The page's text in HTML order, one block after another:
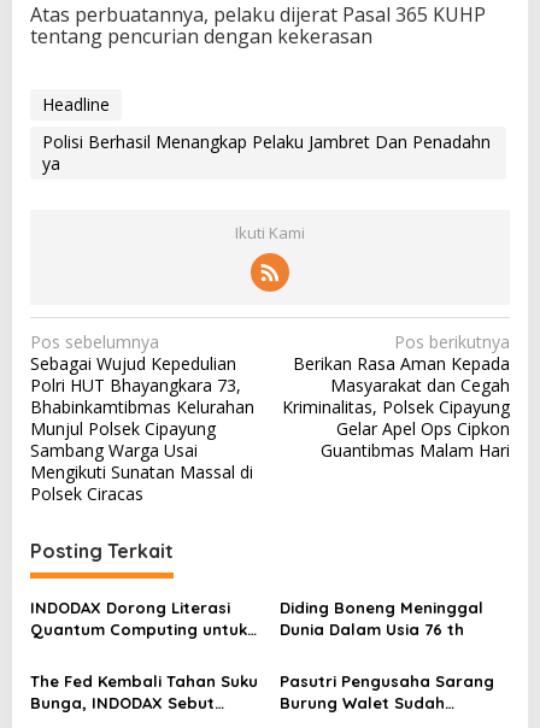
Atas perbuatannya, pelaku dijerat Pasal 365 KUHP
tentang pencurian dengan kekerasan
Headline
Polisi Berhasil Menangkap Pelaku Jambret Dan Penadahn
ya
Ikuti Kami
N
a
v
i
g
a
s
i
p
o
s
Pos sebelumnya
Sebagai Wujud Kepedulian
Polri HUT Bhayangkara 73,
Bhabinkamtibmas Kelurahan
Munjul Polsek Cipayung
Sambang Warga Usai
Mengikuti Sunatan Massal di
Polsek Ciracas
Pos berikutnya
Berikan Rasa Aman Kepada
Masyarakat dan Cegah
Kriminalitas, Polsek Cipayung
Gelar Apel Ops Cipkon
Guantibmas Malam Hari
Posting Terkait
INDODAX Dorong Literasi
Quantum Computing untuk
Blockchain
Diding Boneng Meninggal
Dunia Dalam Usia 76 th
The Fed Kembali Tahan Suku
Bunga, INDODAX Sebut
Pasutri Pengusaha Sarang
Burung Walet Sudah